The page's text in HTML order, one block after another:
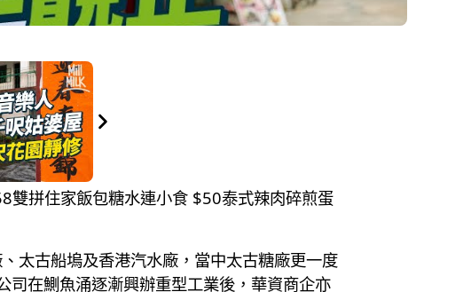
拼住家飯包糖水連小食 $50泰式辣肉碎煎蛋
太古船塢及香港汽水廠，當中太古糖廠更一度
司在鰂魚涌逐漸興辦重型工業後，華資商企亦